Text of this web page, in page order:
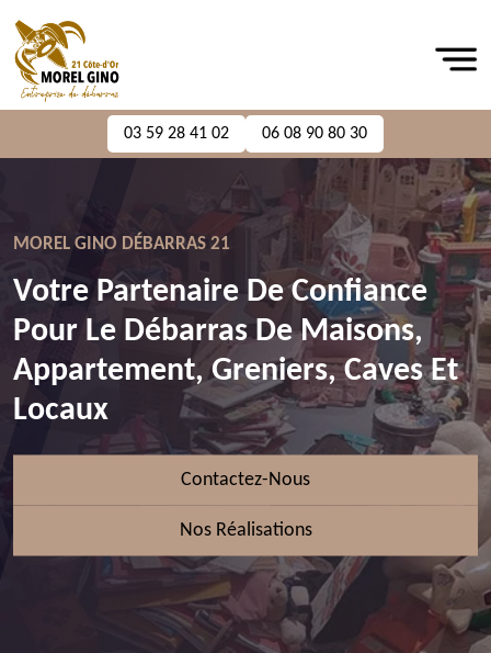
03 59 28 41 02 06 08 90 80 30
MOREL GINO DÉBARRAS 21
Votre Partenaire De Confiance
Pour Le Débarras De Maisons,
Appartement, Greniers, Caves Et
Locaux
Contactez-Nous
Nos Réalisations